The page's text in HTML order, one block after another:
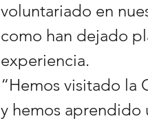
voluntariado en
como han dejado
experiencia.
“Hemos visitado la
y hemos aprendido